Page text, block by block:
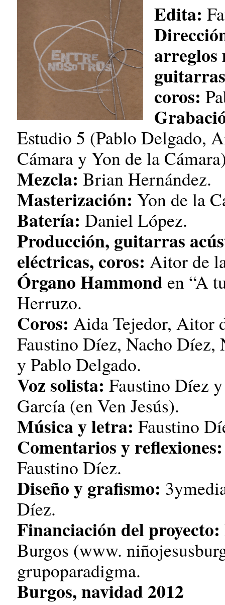
Edita:
arreglos
coros:
Estudio 5 (Pablo Delgado,
Cámara y Yon de la
Mezcla: Brian Hernández.
Masterización: Yon de la
Batería: Daniel López.
Producción, guitarras
eléctricas, coros: Aitor de
Órgano Hammond en “A
Herruzo.
Coros: Aida Tejedor, Aitor
Faustino Díez, Nacho Díez,
y Pablo Delgado.
Voz solista: Faustino Díez
García (en Ven Jesús).
Música y letra: Faustino
Comentarios y reflexiones:
Faustino Díez.
Diseño y grafismo:
Díez.
Financiación del proyecto:
Burgos (www.
grupoparadigma.
Burgos, navidad 2012